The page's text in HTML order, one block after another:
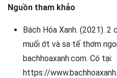
Nguồn tham khảo
Bách Hóa Xanh. (2021).
muối ớt và sa tế thơm
bachhoaxanh.com. Có tại:
https://